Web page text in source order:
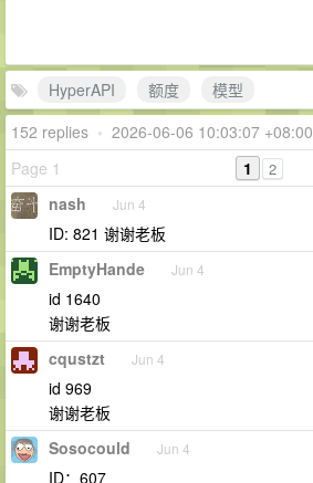
HyperAPI 额度
模型
152 replies • 2026-06-06 10:03:07 +08:00
Page 1
1 2
nash Jun 4
ID: 821 谢谢老板
EmptyHande Jun 4
id 1640
谢谢老板
cqustzt Jun 4
id 969
谢谢老板
Sosocould Jun 4
ID：607